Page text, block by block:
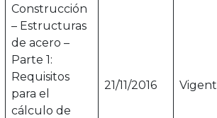
Construcción
– Estructuras
de acero –
Parte 1:
Requisitos
para el
cálculo de
21/11/2016